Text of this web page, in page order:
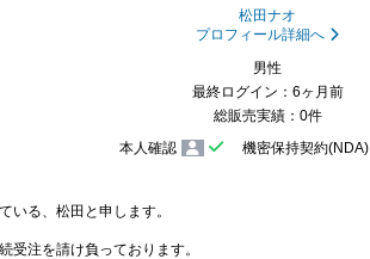
松田ナオ
プロフィール詳細へ
男性
最終ログイン：6ヶ月前
総販売実績：0件
本人確認
機密保持契約(NDA)
いる、松田と申します。
受注を請け負っております。